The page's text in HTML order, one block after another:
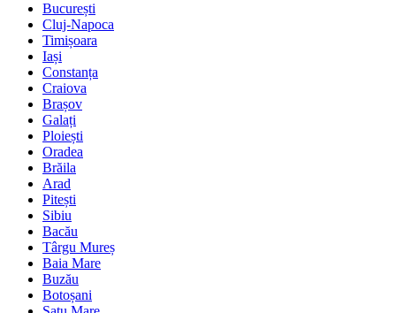
București
Cluj-Napoca
Timișoara
Iași
Constanța
Craiova
Brașov
Galați
Ploiești
Oradea
Brăila
Arad
Pitești
Sibiu
Bacău
Târgu Mureș
Baia Mare
Buzău
Botoșani